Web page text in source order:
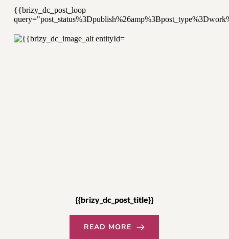
{{brizy_dc_post_loop
{{brizy_dc_post_title}}
READ MORE